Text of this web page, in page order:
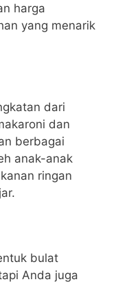
harga
yang menarik
dari
dan
berbagai
anak-anak
ringan
bulat
Anda juga